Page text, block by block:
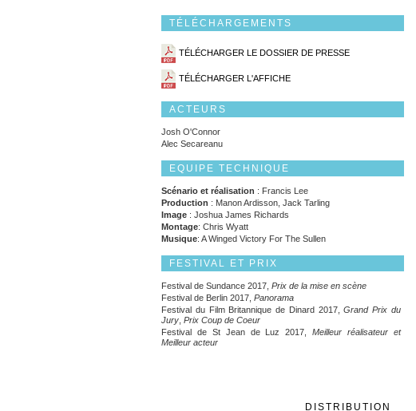
TÉLÉCHARGEMENTS
TÉLÉCHARGER LE DOSSIER DE PRESSE
TÉLÉCHARGER L'AFFICHE
ACTEURS
Josh O'Connor
Alec Secareanu
EQUIPE TECHNIQUE
Scénario et réalisation : Francis Lee
Production : Manon Ardisson, Jack Tarling
Image : Joshua James Richards
Montage: Chris Wyatt
Musique: A Winged Victory For The Sullen
FESTIVAL ET PRIX
Festival de Sundance 2017, Prix de la mise en scène
Festival de Berlin 2017, Panorama
Festival du Film Britannique de Dinard 2017,Grand Prix du
Jury Prix Coup de Coeur
Festival de St Jean de Luz 2017,Meilleur réalisateur et
Meilleur acteur
DISTRIBUTION